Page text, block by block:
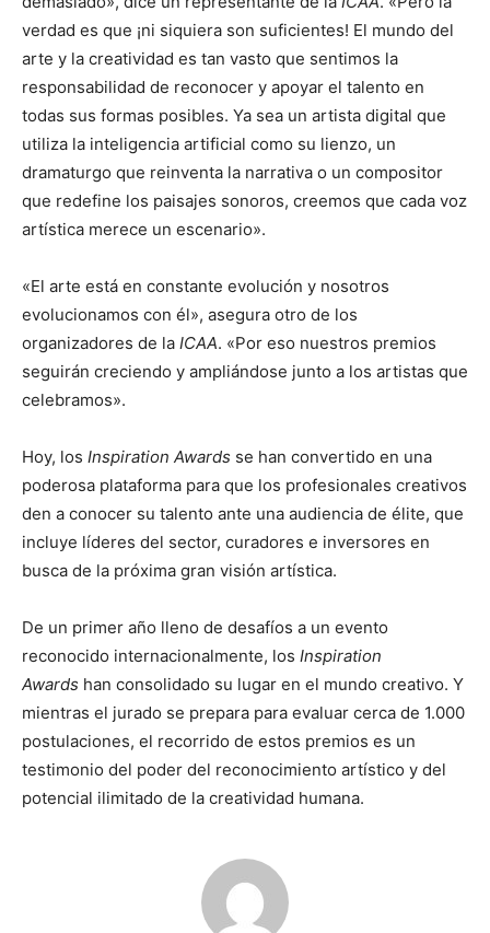
verdad es que ¡ni siquiera son suficientes! El mundo del
arte y la creatividad es tan vasto que sentimos la
responsabilidad de reconocer y apoyar el talento en
todas sus formas posibles. Ya sea un artista digital que
utiliza la inteligencia artificial como su lienzo, un
dramaturgo que reinventa la narrativa o un compositor
que redefine los paisajes sonoros, creemos que cada voz
artística merece un escenario».
«El arte está en constante evolución y nosotros
evolucionamos con él», asegura otro de los
organizadores de la ICAA. «Por eso nuestros premios
seguirán creciendo y ampliándose junto a los artistas que
celebramos».
Hoy, los Inspiration Awards se han convertido en una
poderosa plataforma para que los profesionales creativos
den a conocer su talento ante una audiencia de élite, que
incluye líderes del sector, curadores e inversores en
busca de la próxima gran visión artística.
De un primer año lleno de desafíos a un evento
reconocido internacionalmente, los Inspiration
Awards han consolidado su lugar en el mundo creativo. Y
mientras el jurado se prepara para evaluar cerca de 1.000
postulaciones, el recorrido de estos premios es un
testimonio del poder del reconocimiento artístico y del
potencial ilimitado de la creatividad humana.